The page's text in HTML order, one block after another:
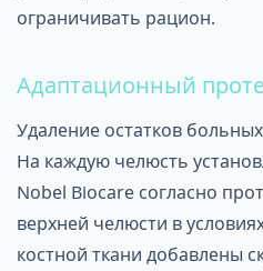
ограничивать рацион.
Адаптационный
Удаление остатков
На каждую челюсть
Nobel Biocare согласно
верхней челюсти в
костной ткани добавлены